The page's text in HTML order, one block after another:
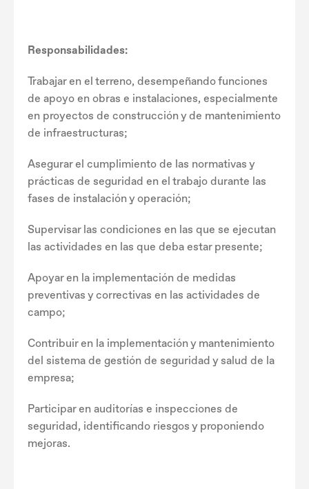
Responsabilidades:
Trabajar en el terreno, desempeñando funciones
de apoyo en obras e instalaciones, especialmente
en proyectos de construcción y de mantenimiento
de infraestructuras;
Asegurar el cumplimiento de las normativas y
prácticas de seguridad en el trabajo durante las
fases de instalación y operación;
Supervisar las condiciones en las que se ejecutan
las actividades en las que deba estar presente;
Apoyar en la implementación de medidas
preventivas y correctivas en las actividades de
campo;
Contribuir en la implementación y mantenimiento
del sistema de gestión de seguridad y salud de la
empresa;
Participar en auditorías e inspecciones de
seguridad, identificando riesgos y proponiendo
mejoras.